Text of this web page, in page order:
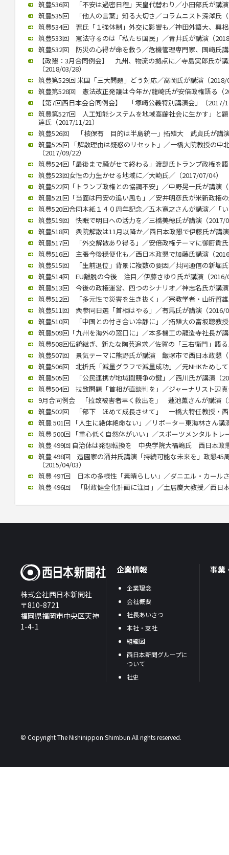
筑豊536回 「不安は過密日程」天皇代替わり／小田部氏が講
筑豊535回 「他人の言葉」知る大切さ／コラムニスト深澤氏
筑豊534回 習氏「１強体制」外交に影響も／神田外語大、興
筑豊533回 憲法守るのは「私たち国民」／青井氏が講演（
筑豊532回 防災の心得が命を救う／危機管理専門家、国崎氏
【政懇：3月合同例会】 九州、物流の拠点に／寺島実郎氏が
（2018/03/28）
筑豊第529回 米国「三大問題」どう対応／高岡氏が講演（
筑豊第528回 憲法改正発議は今年か/龍崎氏が安倍政権語る（
【第7回西日本会合同例会】 「塚崎公義特別講演会」（2017/
筑豊第527回 人工知能システムを地域高齢社会に生かす」と
達氏（2017/11/21）
筑豊526回 「核保有 目的は半島統一」拓殖大 武貞氏が講
筑豊525回 「解散理由は疑惑のリセット」／一橋大院教授の中
（2017/09/22）
筑豊524回「最後まで騒がせて終わる」渡部氏トランプ政権を
筑豊523回女性の力生かせる地域に／大崎氏／（2017/07/04）
筑豊522回「トランプ政権との協調不安」／中野晃一氏が講演
筑豊521回「当面は円安の追い風も」／安井明彦氏が米新政権
筑豊520回合同本紙１４０周年記念／五木寛之さんが講演／「
筑豊519回 快眠で明日への活力を／三橋美穂氏が講演（2017/
筑豊518回 衆院解散は11月以降か／西日本政懇で伊藤氏が講
筑豊517回 「外交解散あり得る」／安倍政権テーマに御厨貴
筑豊516回 主張今後穏便化も／西日本政懇で加藤氏講演（
筑豊515回 「生前退位」背景に複数の要因／共同通信の新堀
筑豊514回 EU離脱の今後 注目／伊藤さゆり氏が講演（2016/
筑豊513回 今後の政権運営、四つのシナリオ／神志名氏が講
筑豊512回 「多元性で災害を生き抜く」／宗教学者・山折哲
筑豊511回 衆参同日選「首相はやる」／有馬氏が講演（2016/
筑豊510回 「中国との付き合い冷静に」／拓殖大の富坂聰教
筑豊509回「九州を海外の窓口に」／本多機工の龍造寺社長が
筑豊508回伝統継ぎ、新たな陶芸追求／佐賀の「三右衛門」語
筑豊507回 景気テーマに熊野氏が講演 飯塚市で西日本政懇
筑豊506回 北折氏「減量グラフで減量成功」／元NHKためし
筑豊505回 「公民連携が地域間競争の鍵」／西川氏が講演（
筑豊504回 拉致問題「首相が直談判を」／ジャーナリスト辺
9月合同例会 「拉致被害者早く救出を」 蓮池薫さんが講演
筑豊502回 「部下 ほめて成長させて」 一橋大特任教授・西
筑豊 501回 「人生に絶体絶命ない」／リポーター東海林さん講
筑豊 500回 「重心低く自然体がいい」／スポーツメンタルト
筑豊 499回 自治体は発想転換を 中央学院大福嶋氏 西日本政
筑豊 498回 造園家の涌井氏講演「持続可能な未来を」政懇45
（2015/04/03）
筑豊 497回 日本の多様性「素晴らしい」／ダニエル・カール
筑豊 496回 「財政健全化計画に注目」／土居慶大教授／西日
株式会社西日本新聞社
〒810-8721
福岡県福岡市中央区天神
1-4-1
企業情報
企業理念
会社概要
社長あいさつ
本社・支社
組織図
西日本新聞グループに
ついて
社史
事業
© Copyright The Nishinippon Shimbun.All rights reserved.